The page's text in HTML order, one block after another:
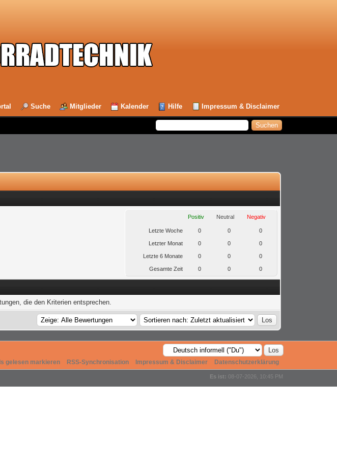
Suche Mitglieder Kalender Hilfe Impressum & Disclaimer
Positiv Neutral Negativ
Letzte Woche 0 0 0
Letzter Monat 0 0 0
Letzte 6 Monate 0 0 0
Gesamte Zeit 0 0 0
die den Kriterien entsprechen.
gelesen markieren RSS-Synchronisation Impressum & Disclaimer Datenschutzerklärung
Es ist: 08-07-2026, 10:45 PM